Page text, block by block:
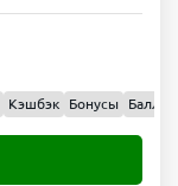
Кэшбэк Бонусы Баллы